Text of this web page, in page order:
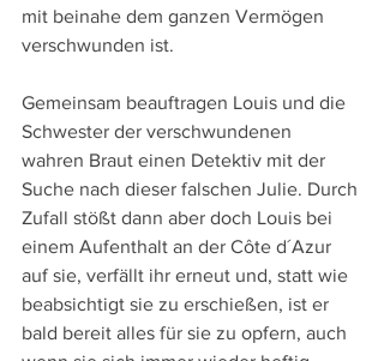
mit beinahe dem ganzen Vermögen
verschwunden ist.
Gemeinsam beauftragen Louis und die
Schwester der verschwundenen
wahren Braut einen Detektiv mit der
Suche nach dieser falschen Julie. Durch
Zufall stößt dann aber doch Louis bei
einem Aufenthalt an der Côte d´Azur
auf sie, verfällt ihr erneut und, statt wie
beabsichtigt sie zu erschießen, ist er
bald bereit alles für sie zu opfern, auch